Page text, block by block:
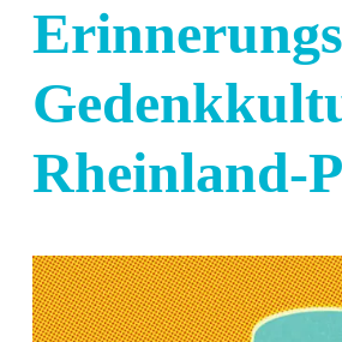
Rheinland-